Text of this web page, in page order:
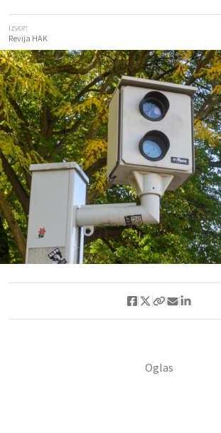
Izvor:
Revija HAK